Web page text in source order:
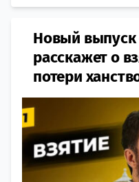
Новый
расскажет о
потери